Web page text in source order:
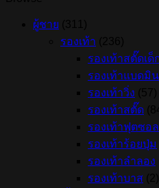
22-ผู้ชาย
รองเท้า
รองเท้าสตั๊ดเด็
รองเท้าแบดมิ
รองเท้าวิ่ง
รองเท้าสตั๊ด
รองเท้าฟุตซอล
รองเท้าร้อยปุ่ม
รองเท้าลำลอง
รองเท้าบาส